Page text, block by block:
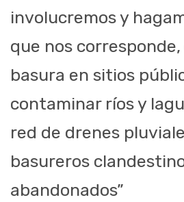
involucremos y
que nos
basura en sitios
contaminar ríos y
red de drenes
basureros
abandonados”